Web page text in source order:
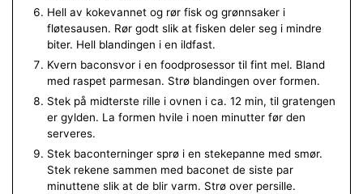
Hell av kokevannet og rør fisk og grønnsaker i
fløtesausen. Rør godt slik at fisken deler seg i mindre
biter. Hell blandingen i en ildfast.
Kvern baconsvor i en foodprosessor til fint mel. Bland
med raspet parmesan. Strø blandingen over formen.
Stek på midterste rille i ovnen i ca. 12 min, til gratengen
er gylden. La formen hvile i noen minutter før den
serveres.
Stek baconterninger sprø i en stekepanne med smør.
Stek rekene sammen med baconet de siste par
minuttene slik at de blir varm. Strø over persille.